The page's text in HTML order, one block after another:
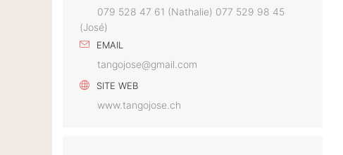
079 528 47 61 (Nathalie) 077 529 98 45
(José)
EMAIL
tangojose@gmail.com
SITE WEB
www.tangojose.ch